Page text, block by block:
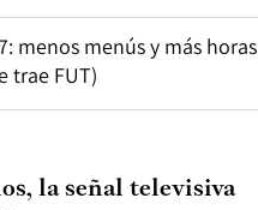
menos menús y más horas
trae FUT)
la señal televisiva